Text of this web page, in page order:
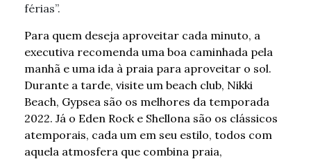
férias”.
Para quem deseja aproveitar cada minuto, a
executiva recomenda uma boa caminhada pela
manhã e uma ida à praia para aproveitar o sol.
Durante a tarde, visite um beach club, Nikki
Beach, Gypsea são os melhores da temporada
2022. Já o Eden Rock e Shellona são os clássicos
atemporais, cada um em seu estilo, todos com
aquela atmosfera que combina praia,